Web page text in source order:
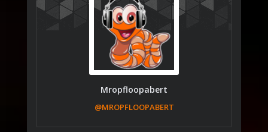
Mropfloopabert
@MROPFLOOPABERT